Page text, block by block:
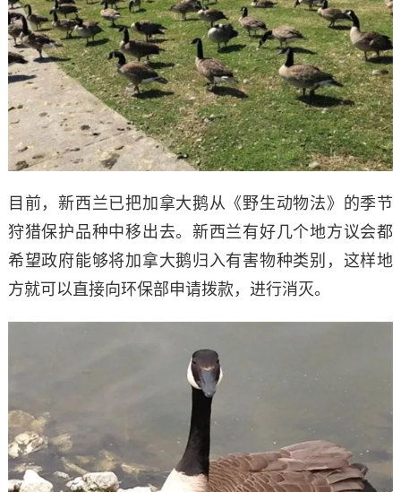
目前，新西兰已把加拿大鹅从《野生动物法》的季节
狩猎保护品种中移出去。 新西兰有好几个地方议会都
希望政府能够将加拿大鹅归入有害物种类别，这样地
方就可以直接向环保部申请拨款，进行消灭。